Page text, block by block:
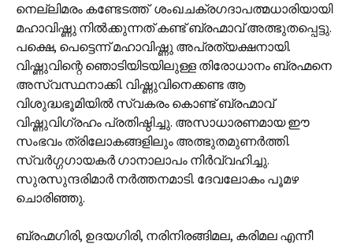
നെല്ലിമരം കണ്ടേടത്ത് ‍ ശംഖചക്രഗദാപത്മധാരിയായി
മഹാവിഷ്ണു നില്‍ക്കുന്നത് കണ്ട് ബ്രഹ്മാ‍വ് അത്ഭുതപ്പെട്ടു.
പക്ഷെ, പെട്ടെന്ന് മഹാവിഷ്ണു അപ്രത്യക്ഷനായി.
വിഷ്ണുവിന്റെ ഞൊടിയിടയിലുള്ള തിരോധാനം ബ്രഹ്മനെ
അസ്വസ്ഥനാക്കി. വിഷ്ണുവിനെക്കണ്ട ആ
വിശുദ്ധഭൂമിയില്‍ സ്വകരം കൊണ്ട് ബ്രഹ്മാവ്
വിഷ്ണുവിഗ്രഹം പ്രതിഷ്ഠിച്ചു. അസാധാരണമായ ഈ
സംഭവം ത്രിലോകങ്ങളിലും അത്ഭുതമുണര്‍ത്തി.
സ്വര്‍ഗ്ഗഗായകര്‍ ഗാനാലാപം നിര്‍വ്വഹിച്ചു.
സുരസുന്ദരിമാര്‍ നര്‍ത്തനമാടി. ദേവലോകം പൂമഴ
ചൊരിഞ്ഞു.
ബ്രഹ്മഗിരി, ഉദയഗിരി, നരിനിരങ്ങിമല, കരിമല എന്നീ